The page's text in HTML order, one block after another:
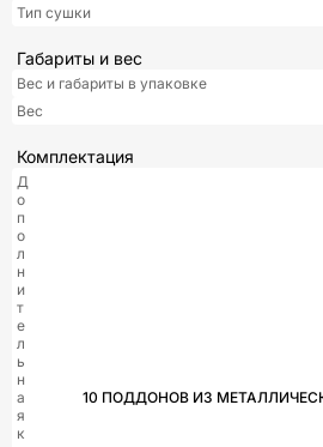
Тип сушки
Габариты и вес
Вес и габариты в упаковке
Вес
Комплектация
Д
о
п
о
л
н
и
т
е
л
ь
н
а
я
к
10 ПОДДОНОВ ИЗ